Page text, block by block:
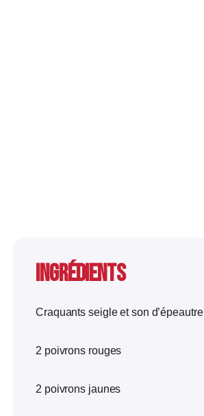
Ingrédients
Craquants seigle et son d’épeautre
2 poivrons rouges
2 poivrons jaunes